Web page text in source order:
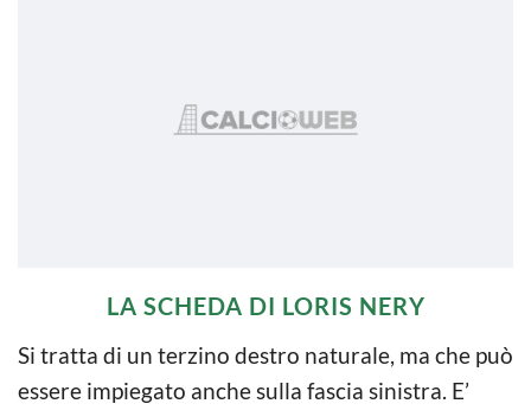
LA SCHEDA DI LORIS NERY
Si tratta di un terzino destro naturale, ma che può
essere impiegato anche sulla fascia sinistra. E’